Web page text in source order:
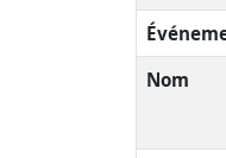
Nom